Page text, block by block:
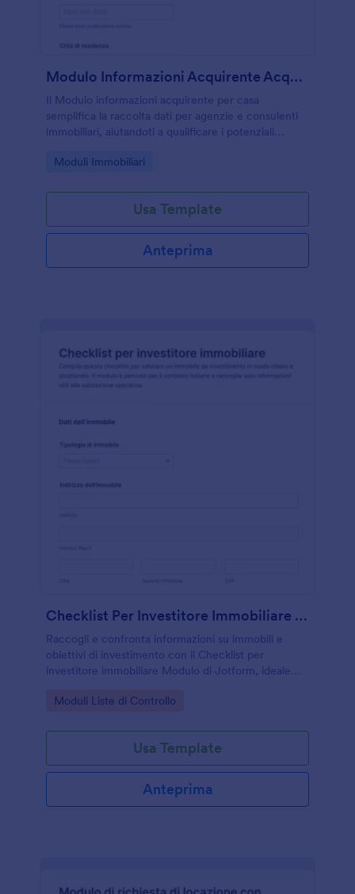
Modulo Informazioni Acquirente Acquirenti Di Case
Il Modulo informazioni acquirente per casa
semplifica la raccolta dati per agenzie e consulenti
immobiliari, aiutandoti a qualificare i potenziali
Jotform.
Go to Category:
Moduli Immobiliari
Usa Template
Anteprima
Checklist Per Investitore Immobiliare Form
Raccogli e confronta informazioni su immobili e
obiettivi di investimento con il Checklist per
investitore immobiliare Modulo di Jotform, ideale
gestiscono la raccolta dati online.
Go to Category:
Moduli Liste di Controllo
Usa Template
Anteprima